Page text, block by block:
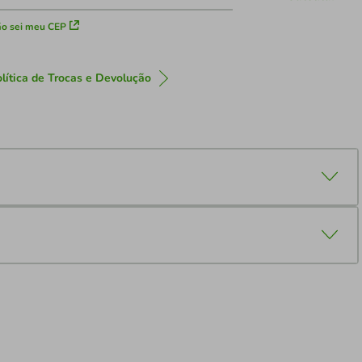
sei meu CEP
de Trocas e Devolução